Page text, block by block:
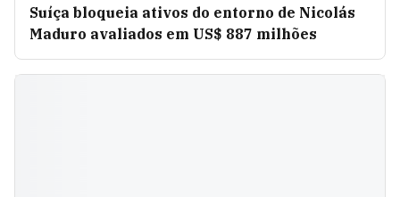
Suíça bloqueia ativos do entorno de Nicolás
Maduro avaliados em US$ 887 milhões